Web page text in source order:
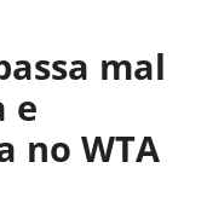
mal
e
no WTA